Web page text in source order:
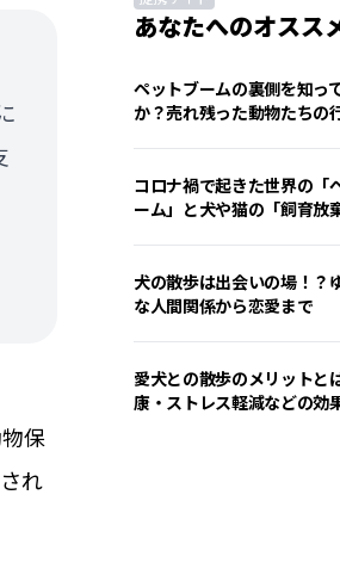
保
れ
あなたへのオスス
ペットブームの裏側を知っ
か？売れ残った動物たちの
コロナ禍で起きた世界の「
ーム」と犬や猫の「飼育放棄
犬の散歩は出会いの場！？
な人間関係から恋愛まで
愛犬との散歩のメリットと
康・ストレス軽減などの効